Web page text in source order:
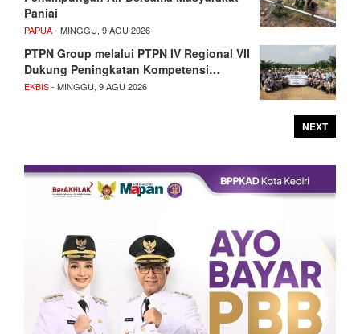
Paniai
PAPUA- MINGGU, 9 AGU 2026
PTPN Group melalui PTPN IV Regional VII
Dukung Peningkatan Kompetensi…
EKBIS- MINGGU, 9 AGU 2026
NEXT